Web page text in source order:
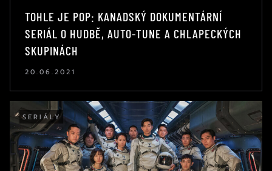
TOHLE JE POP: KANADSKÝ DOKUMENTÁRNÍ
SERIÁL O HUDBĚ, AUTO-TUNE A CHLAPECKÝCH
SKUPINÁCH
20.06.2021
SERIÁLY